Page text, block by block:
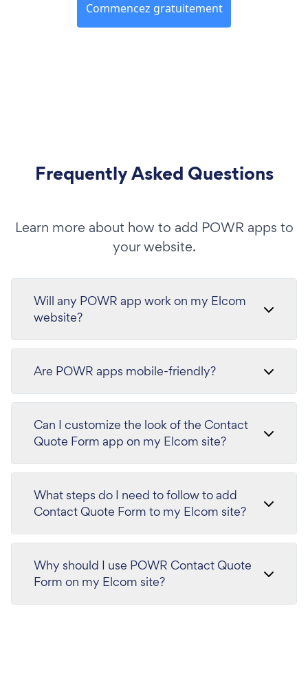
Commencez gratuitement
Frequently Asked Questions
Learn more about how to add POWR apps to
your website.
Will any POWR app work on my Elcom
website?
Are POWR apps mobile-friendly?
Can I customize the look of the Contact
Quote Form app on my Elcom site?
What steps do I need to follow to add
Contact Quote Form to my Elcom site?
Why should I use POWR Contact Quote
Form on my Elcom site?